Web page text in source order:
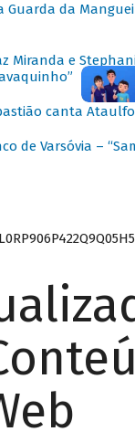
Guarda da
Miranda e
canta Ataulfo
de Varsóvia –